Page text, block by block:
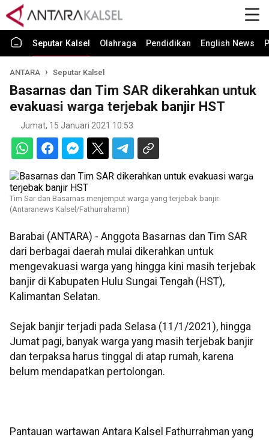
Seputar Kalsel Olahraga Pendidikan English News
ANTARA Seputar Kalsel
Basarnas dan Tim SAR dikerahkan untuk
evakuasi warga terjebak banjir HST
Jumat, 15 Januari 2021 10:53
Tim Sar dan Basarnas menjemput warga yang terjebak banjir.
(Antaranews Kalsel/Fathurrahamn)
Barabai (ANTARA) - Anggota Basarnas dan Tim SAR
dari berbagai daerah mulai dikerahkan untuk
mengevakuasi warga yang hingga kini masih terjebak
banjir di Kabupaten Hulu Sungai Tengah (HST),
Kalimantan Selatan.
Sejak banjir terjadi pada Selasa (11/1/2021), hingga
Jumat pagi, banyak warga yang masih terjebak banjir
dan terpaksa harus tinggal di atap rumah, karena
belum mendapatkan pertolongan.
Pantauan wartawan Antara Kalsel Fathurrahman yang